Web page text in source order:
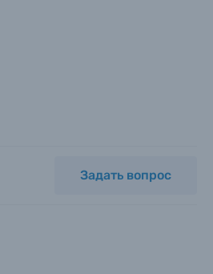
Задать вопрос